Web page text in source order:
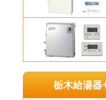
栃木給湯器